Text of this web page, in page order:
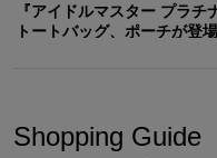
『アイドルマスター プラ
トートバッグ、ポーチが登
Shopping Guide